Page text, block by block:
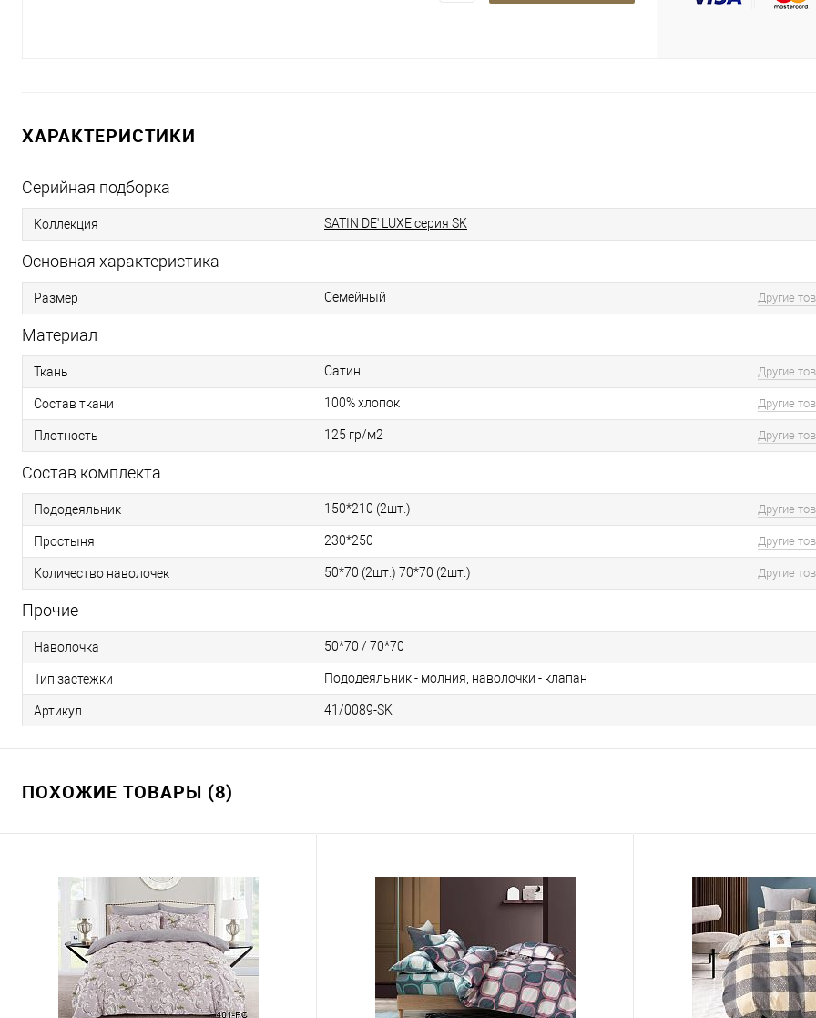
ХАРАКТЕРИСТИКИ
Серийная подборка
Коллекция SATIN DE' LUXE серия SK
Основная характеристика
Размер Семейный Другие
Материал
Ткань Сатин Другие
Состав ткани 100% хлопок Другие
Плотность 125 гр/м2 Другие
Состав комплекта
Пододеяльник 150*210 (2шт.) Другие
Простыня 230*250 Другие
Количество наволочек 50*70 (2шт.) 70*70 (2шт.) Другие
Прочие
Наволочка 50*70 / 70*70
Тип застежки Пододеяльник - молния, наволочки - клапан
Артикул 41/0089-SK
ПОХОЖИЕ ТОВАРЫ (8)